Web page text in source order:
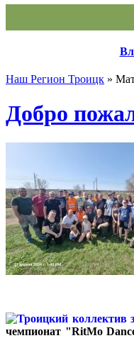
Наш Регион Троицк »
Добро
чемпионат "RitMo